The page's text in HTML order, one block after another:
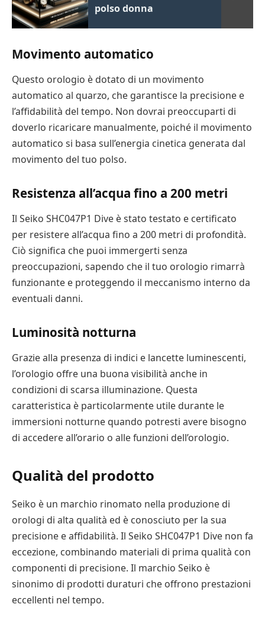
polso donna
Movimento automatico
Questo orologio è dotato di un movimento
automatico al quarzo, che garantisce la precisione e
l’affidabilità del tempo. Non dovrai preoccuparti di
doverlo ricaricare manualmente, poiché il movimento
automatico si basa sull’energia cinetica generata dal
movimento del tuo polso.
Resistenza all’acqua fino a 200 metri
Il Seiko SHC047P1 Dive è stato testato e certificato
per resistere all’acqua fino a 200 metri di profondità.
Ciò significa che puoi immergerti senza
preoccupazioni, sapendo che il tuo orologio rimarrà
funzionante e proteggendo il meccanismo interno da
eventuali danni.
Luminosità notturna
Grazie alla presenza di indici e lancette luminescenti,
l’orologio offre una buona visibilità anche in
condizioni di scarsa illuminazione. Questa
caratteristica è particolarmente utile durante le
immersioni notturne quando potresti avere bisogno
di accedere all’orario o alle funzioni dell’orologio.
Qualità del prodotto
Seiko è un marchio rinomato nella produzione di
orologi di alta qualità ed è conosciuto per la sua
precisione e affidabilità. Il Seiko SHC047P1 Dive non fa
eccezione, combinando materiali di prima qualità con
componenti di precisione. Il marchio Seiko è
sinonimo di prodotti duraturi che offrono prestazioni
eccellenti nel tempo.